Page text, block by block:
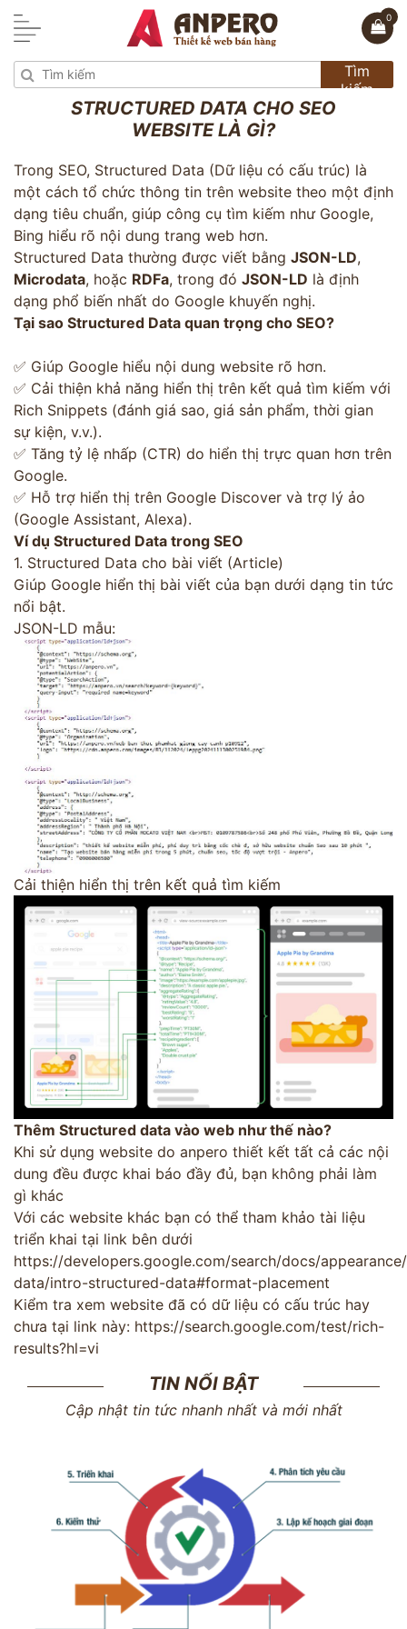
0
Tìm
kiếm
STRUCTURED DATA CHO SEO
WEBSITE LÀ GÌ?
Trong SEO, Structured Data (Dữ liệu có cấu trúc) là
một cách tổ chức thông tin trên website theo một định
dạng tiêu chuẩn, giúp công cụ tìm kiếm như Google,
Bing hiểu rõ nội dung trang web hơn.
Structured Data thường được viết bằng JSON-LD,
Microdata, hoặc RDFa, trong đó JSON-LD là định
dạng phổ biến nhất do Google khuyến nghị.
Tại sao Structured Data quan trọng cho SEO?
✅ Giúp Google hiểu nội dung website rõ hơn.
✅ Cải thiện khả năng hiển thị trên kết quả tìm kiếm với
Rich Snippets (đánh giá sao, giá sản phẩm, thời gian
sự kiện, v.v.).
✅ Tăng tỷ lệ nhấp (CTR) do hiển thị trực quan hơn trên
Google.
✅ Hỗ trợ hiển thị trên Google Discover và trợ lý ảo
(Google Assistant, Alexa).
Ví dụ Structured Data trong SEO
1. Structured Data cho bài viết (Article)
Giúp Google hiển thị bài viết của bạn dưới dạng tin tức
nổi bật.
JSON-LD mẫu:
Cải thiện hiển thị trên kết quả tìm kiếm
Thêm Structured data vào web như thế nào?
Khi sử dụng website do anpero thiết kết tất cả các nội
dung đều được khai báo đầy đủ, bạn không phải làm
gì khác
Với các website khác bạn có thể tham khảo tài liệu
triển khai tại link bên dưới
https://developers.google.com/search/docs/
data/intro-structured-data#format-placement
Kiểm tra xem website đã có dữ liệu có cấu trúc hay
chưa tại link này: https://search.google.com/test/rich-
results?hl=vi
TIN NỔI BẬT
Cập nhật tin tức nhanh nhất và mới nhất